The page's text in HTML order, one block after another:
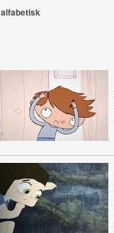
alfabetisk